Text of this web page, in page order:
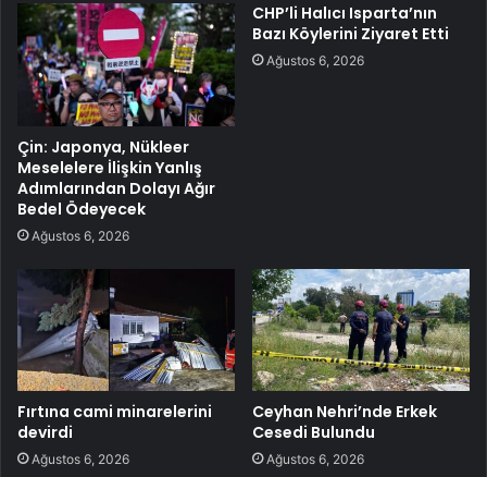
Çin: Japonya, Nükleer
Meselelere İlişkin Yanlış
Adımlarından Dolayı Ağır
Bedel Ödeyecek
Ağustos 6, 2026
CHP’li Halıcı Isparta’nın
Bazı Köylerini Ziyaret Etti
Ağustos 6, 2026
Fırtına cami minarelerini
devirdi
Ağustos 6, 2026
Ceyhan Nehri’nde Erkek
Cesedi Bulundu
Ağustos 6, 2026